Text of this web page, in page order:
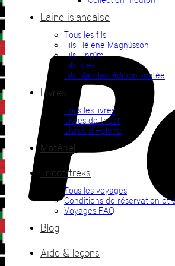
Laine islandaise
Tous les fils
Fils Hélène Magnússon
Fils Einrúm
Fils Ístex
Fils islandais édition limitée
Livres
Tous les livres
Livres de tricot
Livres d’Hélène
Matériel
Tricot-treks
Tous les voyages
Conditions de réservation et
Voyages FAQ
Blog
Aide & leçons